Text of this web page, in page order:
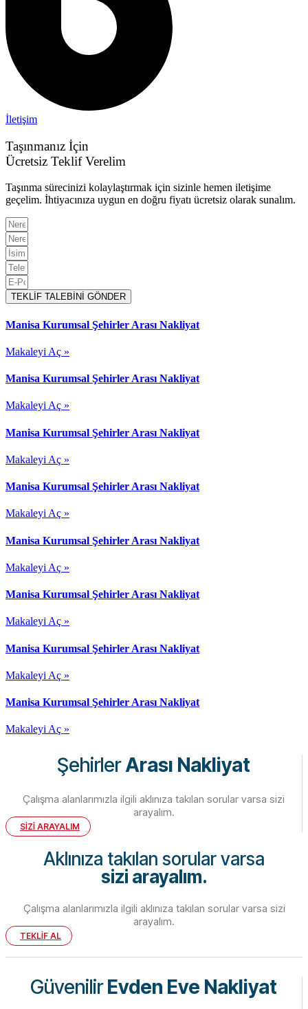
İletişim
Taşınmanız İçin
Ücretsiz Teklif Verelim
Taşınma sürecinizi kolaylaştırmak için sizinle hemen iletişime
geçelim. İhtiyacınıza uygun en doğru fiyatı ücretsiz olarak sunalım.
TEKLİF TALEBİNİ GÖNDER
Manisa Kurumsal Şehirler Arası Nakliyat
Makaleyi Aç »
Manisa Kurumsal Şehirler Arası Nakliyat
Makaleyi Aç »
Manisa Kurumsal Şehirler Arası Nakliyat
Makaleyi Aç »
Manisa Kurumsal Şehirler Arası Nakliyat
Makaleyi Aç »
Manisa Kurumsal Şehirler Arası Nakliyat
Makaleyi Aç »
Manisa Kurumsal Şehirler Arası Nakliyat
Makaleyi Aç »
Manisa Kurumsal Şehirler Arası Nakliyat
Makaleyi Aç »
Manisa Kurumsal Şehirler Arası Nakliyat
Makaleyi Aç »
ŞehirlerArası Nakliyat
Çalışma alanlarımızla ilgili aklınıza takılan sorular varsa sizi
arayalım.
SİZİ ARAYALIM
Aklınıza takılan sorular varsa
sizi arayalım.
Çalışma alanlarımızla ilgili aklınıza takılan sorular varsa sizi
arayalım.
TEKLİF AL
GüvenilirEvden Eve Nakliyat